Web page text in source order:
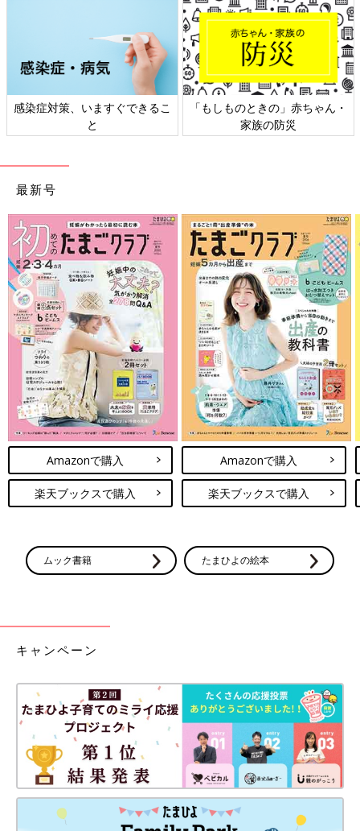
感染症対策、いますぐできるこ
と
「もしものときの」赤ちゃん・
家族の防災
最新号
Amazonで購入
楽天ブックスで購入
Amazonで購入
楽天ブックスで購入
ムック書籍 たまひよの絵本
キャンペーン